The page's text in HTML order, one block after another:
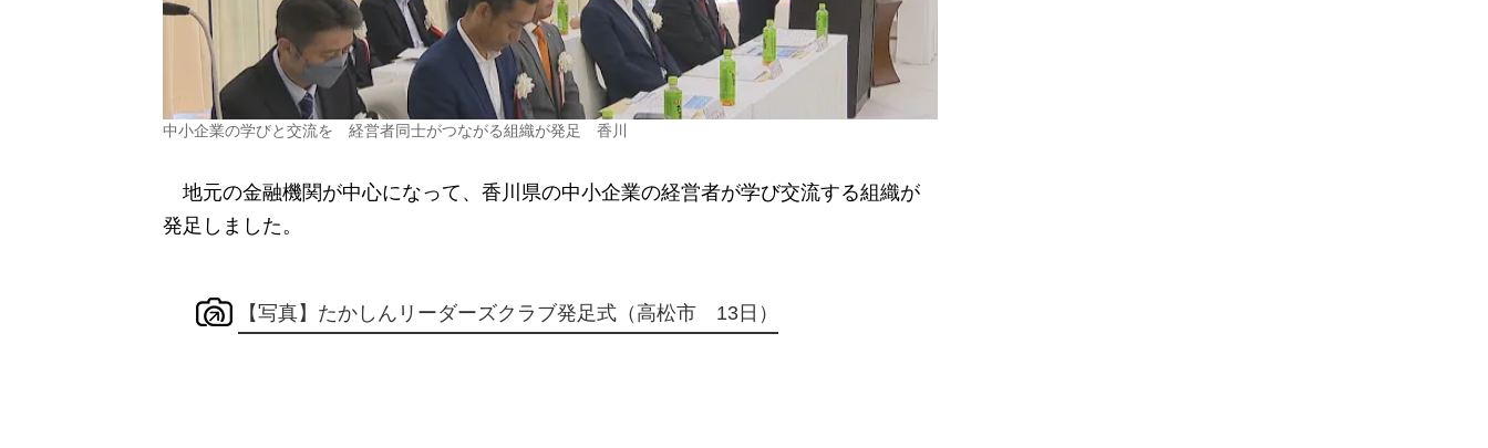
中小企業の学びと交流を 経営者同士がつながる組織が発足 香川
地元の金融機関が中心になって、香川県の中小企業の経営者が学び交流する組織が
発足しました。
【写真】たかしんリーダーズクラブ発足式（高松市 13日）